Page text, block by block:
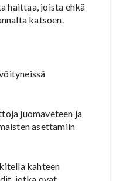
haittaa, joista ehkä
katsoen.
juomaveteen ja
asettamiin
kahteen